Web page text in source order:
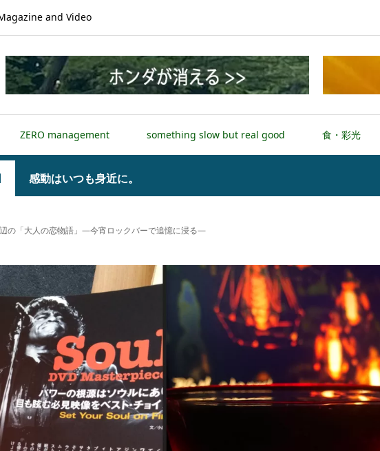
and Video
ZERO management something slow but real good 食・彩光
感動はいつも身近に。
の「大人の恋物語」―今宵ロックバーで追憶に浸る―